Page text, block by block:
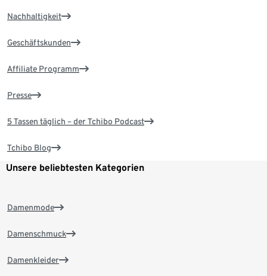
Nachhaltigkeit
Geschäftskunden
Affiliate Programm
Presse
5 Tassen täglich – der Tchibo Podcast
Tchibo Blog
Unsere beliebtesten Kategorien
Damenmode
Damenschmuck
Damenkleider